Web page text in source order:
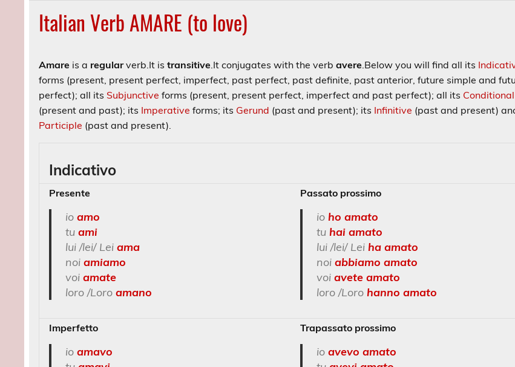
Italian Verb AMARE (to love)
Amare is a regularverb.It istransitive.It conjugates with the verbavere.Below you will find all its
forms (present, present perfect, imperfect, past perfect, past definite, past anterior, future simple and
perfect); all its Subjunctive forms (present, present perfect, imperfect and past perfect); all its Conditional
(present and past); its Imperative forms; its Gerund (past and present); its Infinitive (past and present)
Participle (past and present).
Indicativo
Presente
io amo
tu ami
lui /lei/ Lei ama
noi amiamo
voi amate
loro /Loro amano
Passato prossimo
io ho amato
tu hai amato
lui /lei/ Lei ha amato
noi abbiamo amato
voi avete amato
loro /Loro hanno amato
Imperfetto
io amavo
Trapassato prossimo
io avevo amato